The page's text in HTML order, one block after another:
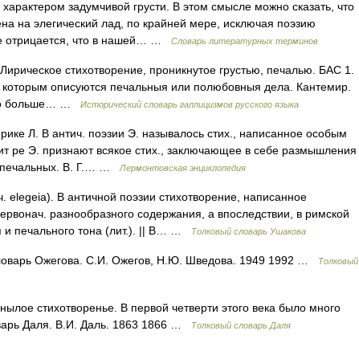
задумчивой грусти. В этом смысле можно сказать, что
на элегический лад, по крайней мере, исключая поэзию
отрицается, что в нашей… …
Словарь литературных терминов
стихотворение, проникнутое грустью, печалью. БАС 1.
которым описуются печальныя или полюбовныя дела. Кантемир.
больше… …
Исторический словарь галлицизмов русского языка
Л. В антич. поэзии Э. называлось стих., написанное особым
ре Э. признают всякое стих., заключающее в себе размышления
печальных. В. Г.… …
Лермонтовская энциклопедия
В античной поэзии стихотворение, написанное
разнообразного содержания, а впоследствии, в римской
и печального тона (лит.). || В… …
Толковый словарь Ушакова
Ожегова. С.И. Ожегов, Н.Ю. Шведова. 1949 1992 …
Толковый
стихотворенье. В первой четверти этого века было много
Даля. В.И. Даль. 1863 1866 …
Толковый словарь Даля